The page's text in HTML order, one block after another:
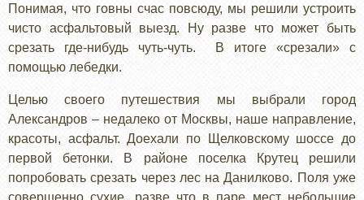
Понимая, что говны счас повсюду, мы решили устроить
чисто асфальтовый выезд. Ну разве что может быть
срезать где-нибудь чуть-чуть. В итоге «срезали» с
помощью лебедки.
Целью своего путешествия мы выбрали город
Александров – недалеко от Москвы, наше направление,
красоты, асфальт. Доехали по Щелковскому шоссе до
первой бетонки. В районе поселка Крутец решили
попробовать срезать через лес на Данилково. Поля уже
совершенно сухие, разве что в паре мест небольшие